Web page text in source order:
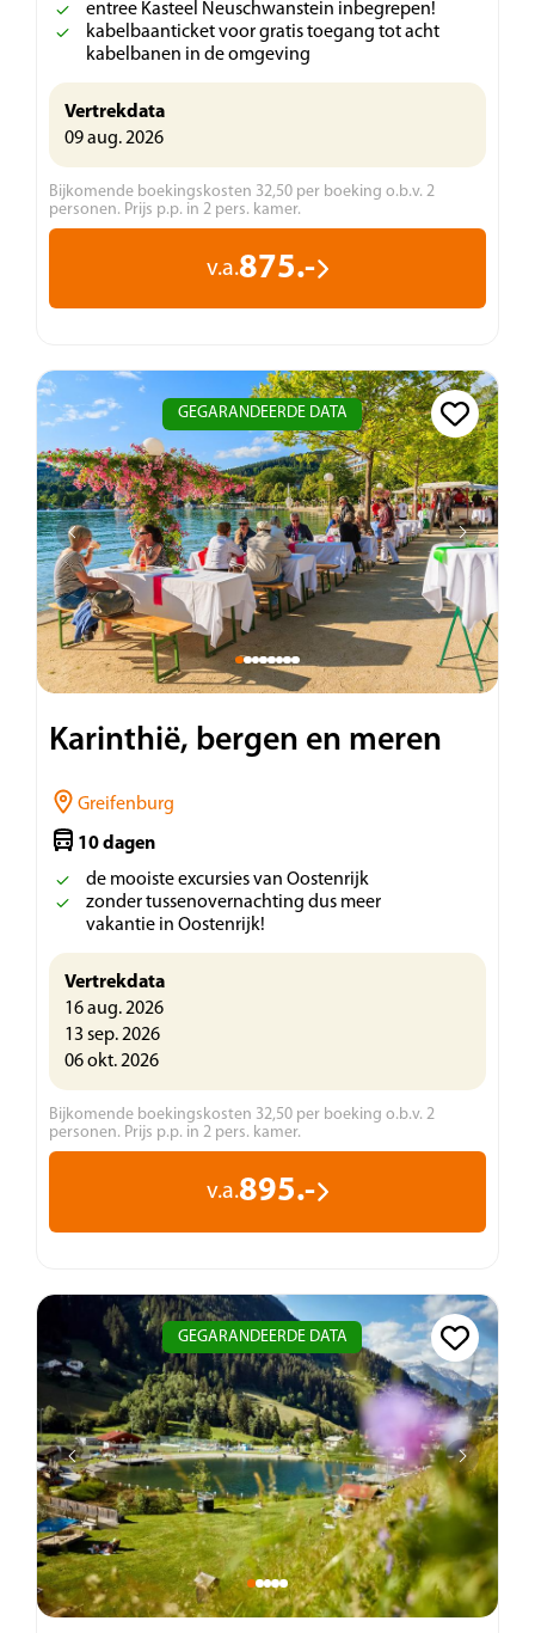
entree Kasteel Neuschwanstein inbegrepen!
kabelbaanticket voor gratis toegang tot acht
kabelbanen in de omgeving
Vertrekdata
09 aug. 2026
Bijkomende boekingskosten 32,50 per boeking o.b.v. 2
personen. Prijs p.p. in 2 pers. kamer.
v.a.875.-
GEGARANDEERDE DATA
Karinthië, bergen en meren
Greifenburg
10 dagen
de mooiste excursies van Oostenrijk
zonder tussenovernachting dus meer
vakantie in Oostenrijk!
Vertrekdata
16 aug. 2026
13 sep. 2026
06 okt. 2026
Bijkomende boekingskosten 32,50 per boeking o.b.v. 2
personen. Prijs p.p. in 2 pers. kamer.
v.a.895.-
GEGARANDEERDE DATA